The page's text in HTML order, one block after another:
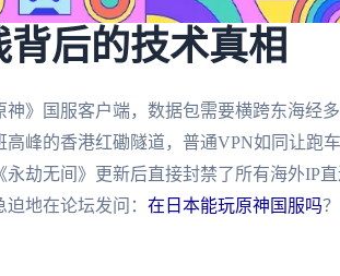
后的技术真相
》国服客户端，数据包需要横跨东海经
高峰的香港红磡隧道，普通VPN如同让跑
永劫无间》更新后直接封禁了所有海外IP
地在论坛发问： 在日本能玩原神国服吗